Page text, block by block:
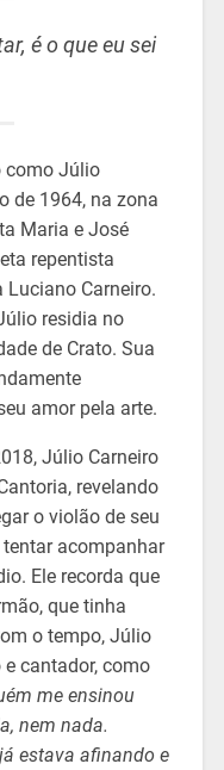
é o que eu sei
como Júlio
de 1964, na zona
Maria e José
repentista
Carneiro.
residia no
de Crato. Sua
amor pela arte.
Júlio Carneiro
revelando
o violão de seu
acompanhar
Ele recorda que
que tinha
o tempo, Júlio
cantador, como
me ensinou
nem nada.
estava afinando e